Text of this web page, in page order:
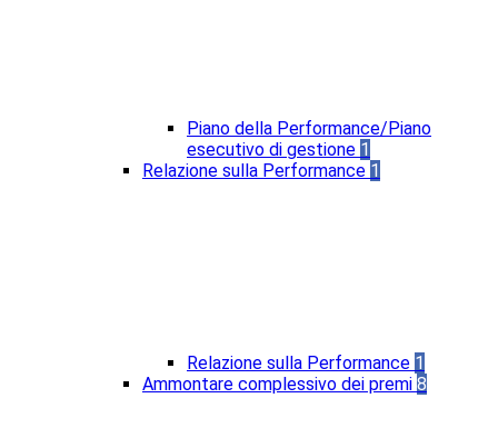
Piano della Performance/Piano
esecutivo di gestione 1
Relazione sulla Performance 1
Relazione sulla Performance 1
Ammontare complessivo dei premi 8